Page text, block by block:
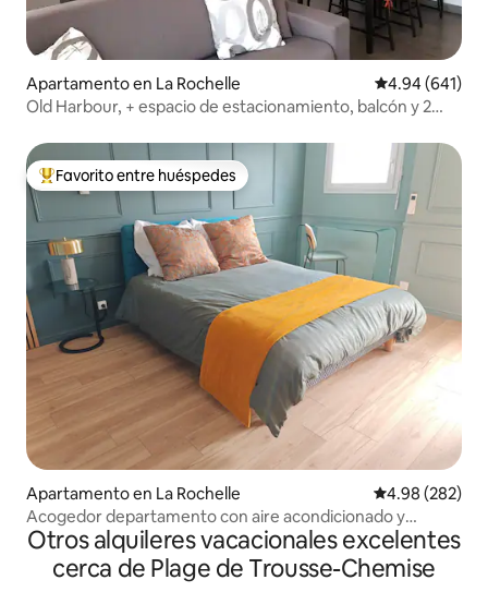
Apartamento en La Rochelle Calificación
4.94 (641)
Old Harbour, + espacio de estacionamiento, balcón y 2
Favorito entre huéspedes preferido
Favorito entre huéspedes
Apartamento en La Rochelle Calificación
4.98 (282)
Acogedor departamento con aire acondicionado y
estacionamiento Clasificado 3*
Otros alquileres vacacionales excelentes
cerca de Plage de Trousse-Chemise